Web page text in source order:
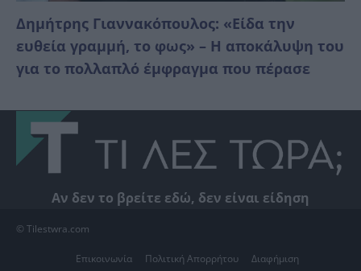
Δημήτρης Γιαννακόπουλος: «Είδα την
ευθεία γραμμή, το φως» – Η αποκάλυψη του
για το πολλαπλό έμφραγμα που πέρασε
Αν δεν το βρείτε εδώ, δεν είναι είδηση
© Tilestwra.com
Επικοινωνία Πολιτική Απορρήτου Διαφήμιση